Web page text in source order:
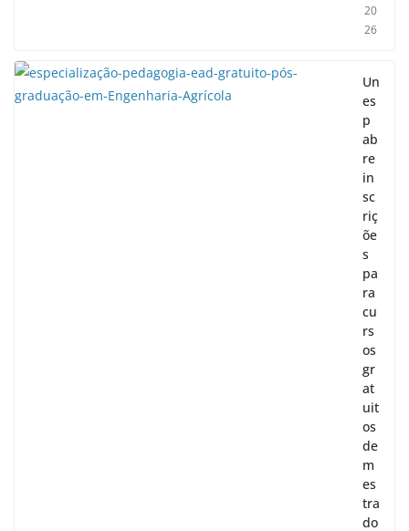
20
26
Un
es
p
ab
re
in
sc
riç
õe
s
pa
ra
cu
rs
os
gr
at
uit
os
de
m
es
tra
do